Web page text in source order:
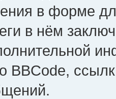
в форме
в нём
BBCode,